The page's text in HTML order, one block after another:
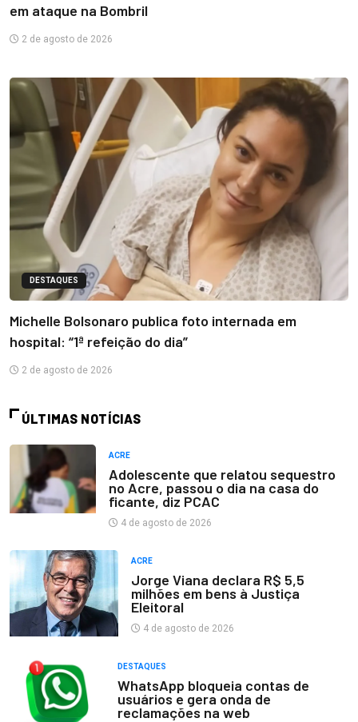
em ataque na Bombril
2 de agosto de 2026
DESTAQUES
Michelle Bolsonaro publica foto internada em
hospital: “1ª refeição do dia”
2 de agosto de 2026
ÚLTIMAS NOTÍCIAS
ACRE
Adolescente que relatou sequestro
no Acre, passou o dia na casa do
ficante, diz PCAC
4 de agosto de 2026
ACRE
Jorge Viana declara R$ 5,5
milhões em bens à Justiça
Eleitoral
4 de agosto de 2026
DESTAQUES
WhatsApp bloqueia contas de
usuários e gera onda de
reclamações na web